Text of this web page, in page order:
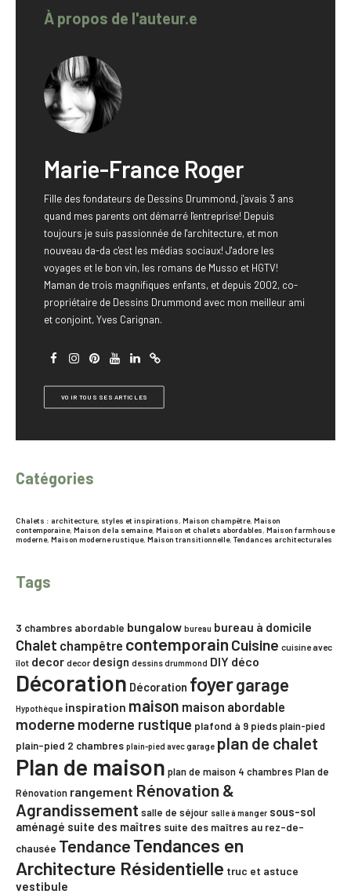
À propos de l'auteur.e
Marie-France Roger
Fille des fondateurs de Dessins Drummond, j'avais 3 ans
quand mes parents ont démarré l'entreprise! Depuis
toujours je suis passionnée de l'architecture, et mon
nouveau da-da c'est les médias sociaux! J'adore les
voyages et le bon vin, les romans de Musso et HGTV!
Maman de trois magnifiques enfants, et depuis 2002, co-
propriétaire de Dessins Drummond avec mon meilleur ami
et conjoint, Yves Carignan.
VOIR TOUS SES ARTICLES
Catégories
Chalets : architecture, styles et inspirations, Maison champêtre, Maison
contemporaine, Maison de la semaine, Maison et chalets abordables, Maison farmhouse
moderne, Maison moderne rustique, Maison transitionnelle, Tendances architecturales
Tags
3 chambres abordable bungalow bureau bureau à domicile
Chalet champêtre contemporain Cuisine cuisine avec
îlot decor decor design dessins drummond DIY déco
Décoration Décoration foyergarage
Hypothèque inspiration maison maison abordable
moderne moderne rustique plafond à 9 piedsplain-pied
plain-pied 2 chambres plain-pied avec garage plan de chalet
Plan de maison plan de maison 4 chambres Plan de
Rénovation rangement Rénovation &
Agrandissement salle de séjour salle à manger sous-sol
aménagé suite des maîtres suite des maîtres au rez-de-
chausée Tendance Tendances en
Architecture Résidentielle truc et astuce
vestibule